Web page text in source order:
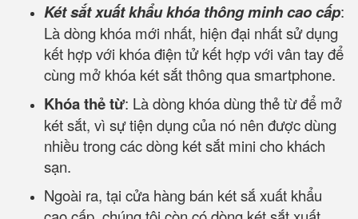
Két sắt xuất khẩu khóa thông minh cao cấp:
Là dòng khóa mới nhất, hiện đại nhất sử dụng
kết hợp với khóa điện tử kết hợp với vân tay để
cùng mở khóa két sắt thông qua smartphone.
Khóa thẻ từ: Là dòng khóa dùng thẻ từ để mở
két sắt, vì sự tiện dụng của nó nên được dùng
nhiều trong các dòng két sắt mini cho khách
sạn.
Ngoài ra, tại cửa hàng bán két sắ xuất khẩu